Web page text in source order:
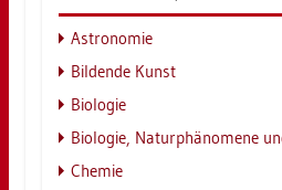
As­tro­no­mie
Bil­den­de Kunst
Bio­lo­gie
Bio­lo­gie, Na­tur­phä­no­me­ne
Che­mie